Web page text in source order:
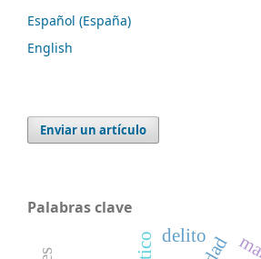
Español (España)
English
Enviar un artículo
Palabras clave
delito